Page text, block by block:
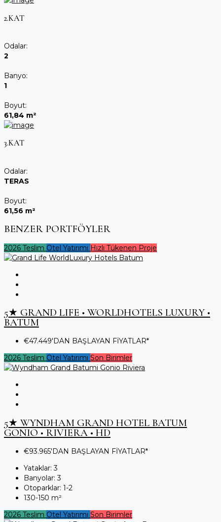
2.KAT
Odalar:
2
Banyo:
1
Boyut:
61,84 m²
3.KAT
Odalar:
TERAS
Boyut:
61,56 m²
BENZER PORTFÖYLER
2026 Teslim Otel Yatırımı Hızlı Tükenen Proje
5★ GRAND LIFE • WORLDHOTELS LUXURY •
BATUM
€47.449'DAN BAŞLAYAN FİYATLAR*
2026 Teslim Otel Yatırımı Son Birimler
5★ WYNDHAM GRAND HOTEL BATUM
GONIO • RIVIERA • HD
€93.965'DAN BAŞLAYAN FİYATLAR*
Yataklar: 3
Banyolar: 3
Otoparklar: 1-2
130-150 m²
2026 Teslim Otel Yatırımı Son Birimler